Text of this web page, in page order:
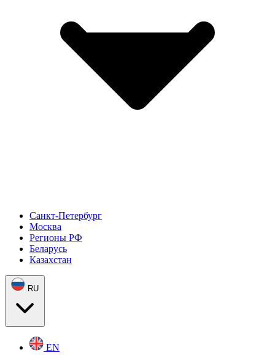
Санкт-Петербург
Москва
Регионы РФ
Беларусь
Казахстан
RU
EN